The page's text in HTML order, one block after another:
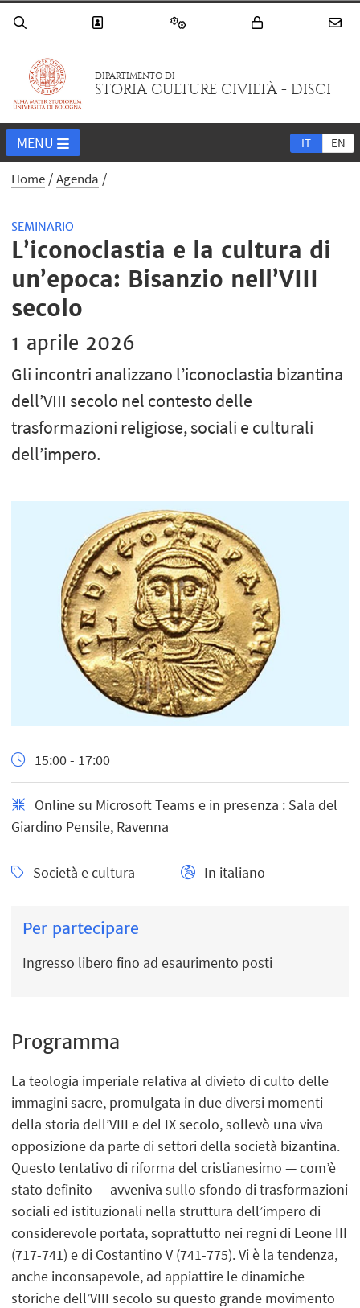
DIPARTIMENTO DI
STORIA CULTURE CIVILTÀ - DISCI
IT EN
MENU
Home Agenda
SEMINARIO
L’iconoclastia e la cultura di
un’epoca: Bisanzio nell’VIII
secolo
1 aprile 2026
Gli incontri analizzano l’iconoclastia bizantina
dell’VIII secolo nel contesto delle
trasformazioni religiose, sociali e culturali
dell’impero.
15:00 - 17:00
Online su Microsoft Teams e in presenza : Sala del
Giardino Pensile, Ravenna
Società e cultura In italiano
Per partecipare
Ingresso libero fino ad esaurimento posti
Programma
La teologia imperiale relativa al divieto di culto delle
immagini sacre, promulgata in due diversi momenti
della storia dell’VIII e del IX secolo, sollevò una viva
opposizione da parte di settori della società bizantina.
Questo tentativo di riforma del cristianesimo ― com’è
stato definito ― avveniva sullo sfondo di trasformazioni
sociali ed istituzionali nella struttura dell’impero di
considerevole portata, soprattutto nei regni di Leone III
(717-741) e di Costantino V (741-775). Vi è la tendenza,
anche inconsapevole, ad appiattire le dinamiche
storiche dell’VIII secolo su questo grande movimento